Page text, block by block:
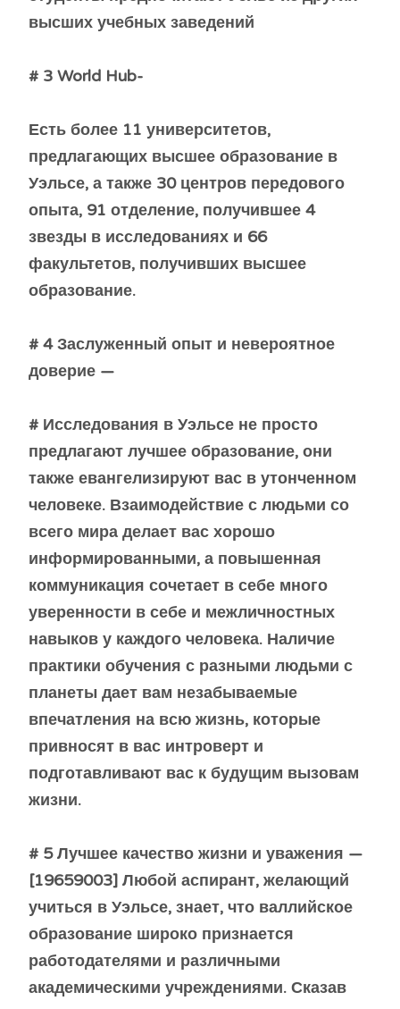
высших учебных заведений
# 3 World Hub-
Есть более 11 университетов,
предлагающих высшее образование в
Уэльсе, а также 30 центров передового
опыта, 91 отделение, получившее 4
звезды в исследованиях и 66
факультетов, получивших высшее
образование.
# 4 Заслуженный опыт и невероятное
доверие —
# Исследования в Уэльсе не просто
предлагают лучшее образование, они
также евангелизируют вас в утонченном
человеке. Взаимодействие с людьми со
всего мира делает вас хорошо
информированными, а повышенная
коммуникация сочетает в себе много
уверенности в себе и межличностных
навыков у каждого человека. Наличие
практики обучения с разными людьми с
планеты дает вам незабываемые
впечатления на всю жизнь, которые
привносят в вас интроверт и
подготавливают вас к будущим вызовам
жизни.
# 5 Лучшее качество жизни и уважения —
[19659003] Любой аспирант, желающий
учиться в Уэльсе, знает, что валлийское
образование широко признается
работодателями и различными
академическими учреждениями. Сказав